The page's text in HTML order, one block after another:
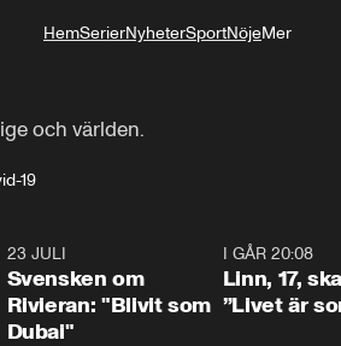
HemSerierNyheterSportNöjeMer
och världen.
19
23 JULI
Svensken om
Rivieran: "Blivit som
Dubai"
I GÅR 20:08
Linn, 17,
”Livet är